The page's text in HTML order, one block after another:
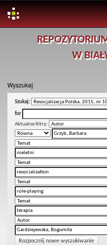
W
Wyszukaj
Szukaj:
for
Aktualne filtry:
Rozpocznij nowe wyszukiwanie